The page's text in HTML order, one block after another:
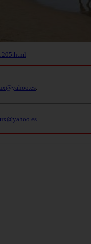
.
.